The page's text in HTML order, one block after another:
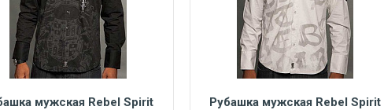
мужская Rebel Spirit
Рубашка мужская Rebel Spirit